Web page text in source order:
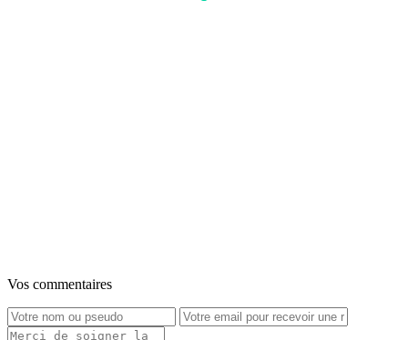
Vos commentaires